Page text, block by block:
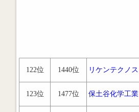
122位 1440位 リケンテクノス
123位 1477位 保土谷化学工業